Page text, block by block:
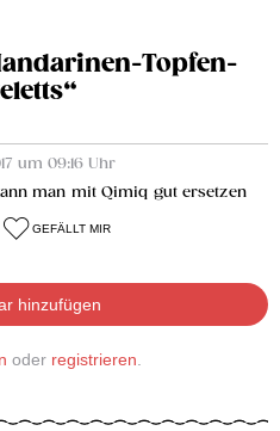
Topfen-
um 09:16 Uhr
man mit Qimiq gut ersetzen
GEFÄLLT MIR
hinzufügen
oder registrieren.